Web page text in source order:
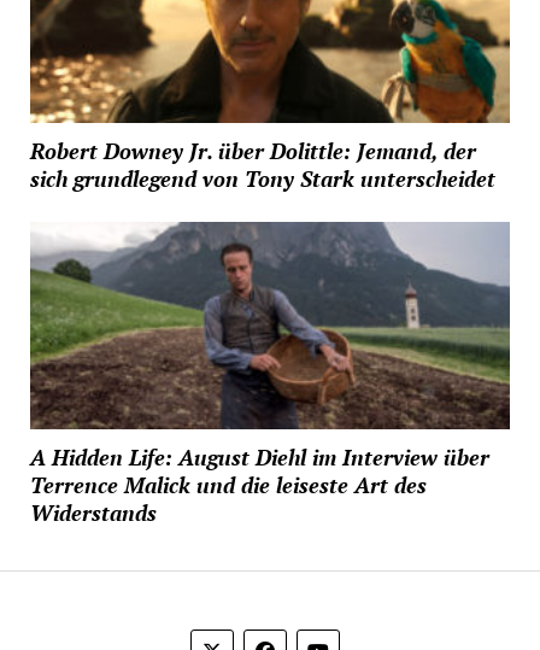
Robert Downey Jr. über Dolittle: Jemand, der
sich grundlegend von Tony Stark unterscheidet
A Hidden Life: August Diehl im Interview über
Terrence Malick und die leiseste Art des
Widerstands